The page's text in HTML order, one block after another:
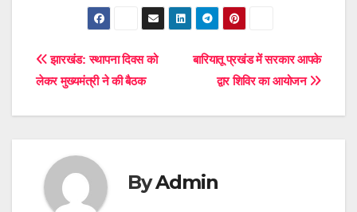
Post
navigation
बारियातू प्रखंड में सरकार आपके
द्वार शिविर का आयोजन
झारखंड: स्थापना दिवस को
लेकर मुख्यमंत्री ने की बैठक
ByAdmin